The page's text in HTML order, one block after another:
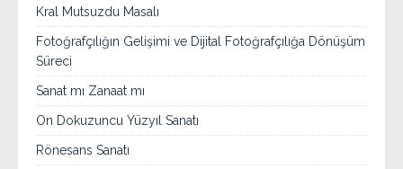
Kral Mutsuzdu Masalı
Fotoğrafçılığın Gelişimi ve Dijital Fotoğrafçılığa Dönüşüm
Süreci
Sanat mı Zanaat mı
On Dokuzuncu Yüzyıl Sanatı
Rönesans Sanatı